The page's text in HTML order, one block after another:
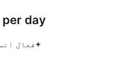
day
فعال 3,000+